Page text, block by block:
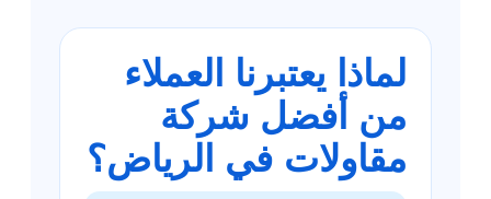
لماذا يعتبرنا العملاء
من أفضل شركة
مقاولات في الرياض؟